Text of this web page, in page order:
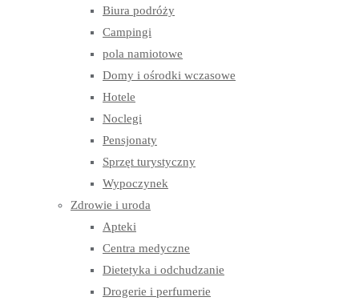
Biura podróży
Campingi
pola namiotowe
Domy i ośrodki wczasowe
Hotele
Noclegi
Pensjonaty
Sprzęt turystyczny
Wypoczynek
Zdrowie i uroda
Apteki
Centra medyczne
Dietetyka i odchudzanie
Drogerie i perfumerie